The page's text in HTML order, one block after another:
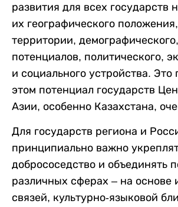
развития для всех государств
их географического
территории,
потенциалов, политического,
и социального устройства. Это
этом потенциал государств
Азии, особенно Казахстана,
Для государств региона и
принципиально важно
добрососедство и объединять
различных сферах – на основе
связей, культурно-языковой